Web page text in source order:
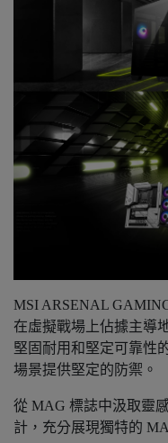
MSI ARSENAL
在虛擬戰場上佔據主導
堅固耐用和堅定可靠性
場景提供堅定的防禦。
從 MAG 標誌中汲取靈
計，充分展現獨特的